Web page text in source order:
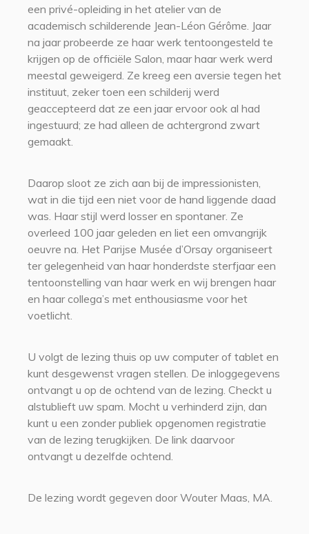
een privé-opleiding in het atelier van de
academisch schilderende Jean-Léon Gérôme. Jaar
na jaar probeerde ze haar werk tentoongesteld te
krijgen op de officiële Salon, maar haar werk werd
meestal geweigerd. Ze kreeg een aversie tegen het
instituut, zeker toen een schilderij werd
geaccepteerd dat ze een jaar ervoor ook al had
ingestuurd; ze had alleen de achtergrond zwart
gemaakt.
Daarop sloot ze zich aan bij de impressionisten,
wat in die tijd een niet voor de hand liggende daad
was. Haar stijl werd losser en spontaner. Ze
overleed 100 jaar geleden en liet een omvangrijk
oeuvre na. Het Parijse Musée d’Orsay organiseert
ter gelegenheid van haar honderdste sterfjaar een
tentoonstelling van haar werk en wij brengen haar
en haar collega’s met enthousiasme voor het
voetlicht.
U volgt de lezing thuis op uw computer of tablet en
kunt desgewenst vragen stellen. De inloggegevens
ontvangt u op de ochtend van de lezing. Checkt u
alstublieft uw spam. Mocht u verhinderd zijn, dan
kunt u een zonder publiek opgenomen registratie
van de lezing terugkijken. De link daarvoor
ontvangt u dezelfde ochtend.
De lezing wordt gegeven door Wouter Maas, MA.